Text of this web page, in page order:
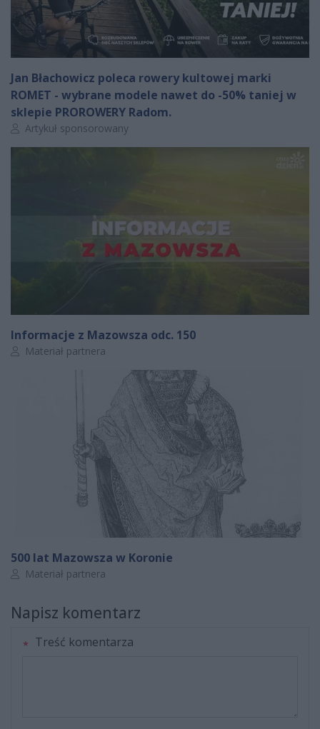
Jan Błachowicz poleca rowery kultowej marki
ROMET - wybrane modele nawet do -50% taniej w
sklepie PROROWERY Radom.
Autor artykułu:
Artykuł sponsorowany
Informacje z Mazowsza odc. 150
Autor artykułu:
Materiał partnera
500 lat Mazowsza w Koronie
Autor artykułu:
Materiał partnera
Napisz komentarz
Treść komentarza